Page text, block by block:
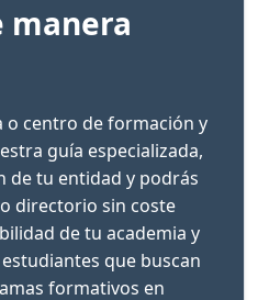
manera
o centro de formación y
guía especializada,
de tu entidad y podrás
directorio sin coste
de tu academia y
que buscan
formativos en